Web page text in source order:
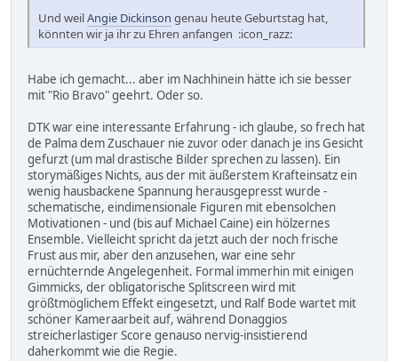
Und weilAngie Dickinson genau heute Geburtstag hat,
könnten wir ja ihr zu Ehren anfangen :icon_razz:
Habe ich gemacht... aber im Nachhinein hätte ich sie besser
mit "Rio Bravo" geehrt. Oder so.
DTK war eine interessante Erfahrung - ich glaube, so frech hat
de Palma dem Zuschauer nie zuvor oder danach je ins Gesicht
gefurzt (um mal drastische Bilder sprechen zu lassen). Ein
storymäßiges Nichts, aus der mit äußerstem Krafteinsatz ein
wenig hausbackene Spannung herausgepresst wurde -
schematische, eindimensionale Figuren mit ebensolchen
Motivationen - und (bis auf Michael Caine) ein hölzernes
Ensemble. Vielleicht spricht da jetzt auch der noch frische
Frust aus mir, aber den anzusehen, war eine sehr
ernüchternde Angelegenheit. Formal immerhin mit einigen
Gimmicks, der obligatorische Splitscreen wird mit
größtmöglichem Effekt eingesetzt, und Ralf Bode wartet mit
schöner Kameraarbeit auf, während Donaggios
streicherlastiger Score genauso nervig-insistierend
daherkommt wie die Regie.